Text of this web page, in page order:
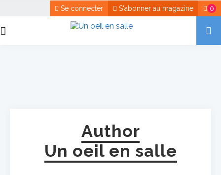
0
S'abonner au magazine
Se connecter
Author
Un oeil en salle